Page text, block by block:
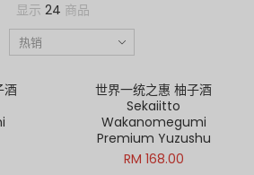
显示 24 商品
酒
世界一统之惠 柚子酒
Sekaiitto
Wakanomegumi
Premium Yuzushu
RM 168.00